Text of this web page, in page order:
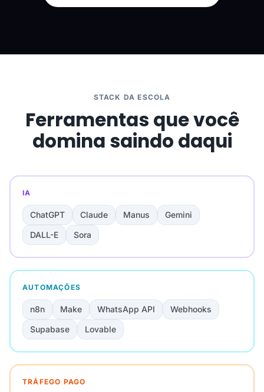
STACK DA ESCOLA
Ferramentas que você
domina saindo daqui
IA
ChatGPT Claude Manus
Gemini
DALL-E
Sora
AUTOMAÇÕES
n8n Make WhatsApp API
Webhooks
Supabase
Lovable
TRÁFEGO PAGO